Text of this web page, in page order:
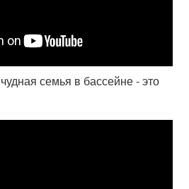
семья в бассейне - это